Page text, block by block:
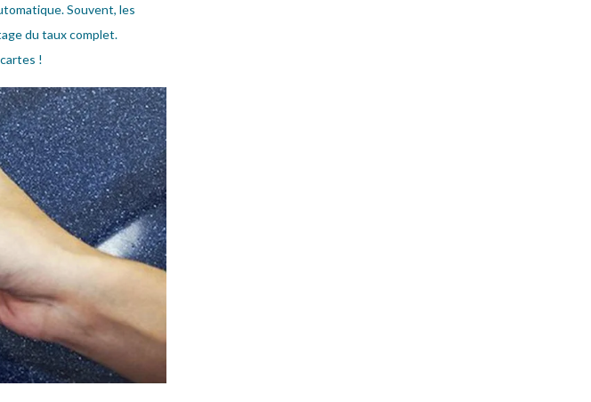
Souvent, les
du taux complet.
!